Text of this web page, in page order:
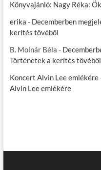
Könyvajánló: Nagy Réka:
erika - Decemberben
kerítés tövéből
B. Molnár Béla -
Történetek a kerítés tövéből
Koncert Alvin Lee emlékére
Alvin Lee emlékére